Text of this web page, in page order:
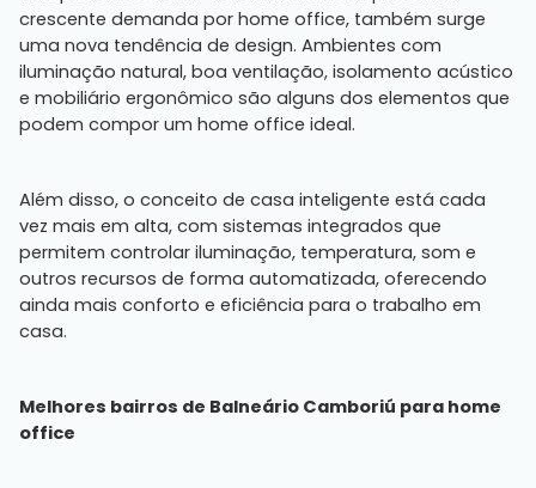
crescente demanda por home office, também surge
uma nova tendência de design. Ambientes com
iluminação natural, boa ventilação, isolamento acústico
e mobiliário ergonômico são alguns dos elementos que
podem compor um home office ideal.
Além disso, o conceito de casa inteligente está cada
vez mais em alta, com sistemas integrados que
permitem controlar iluminação, temperatura, som e
outros recursos de forma automatizada, oferecendo
ainda mais conforto e eficiência para o trabalho em
casa.
Melhores bairros de Balneário Camboriú para home
office